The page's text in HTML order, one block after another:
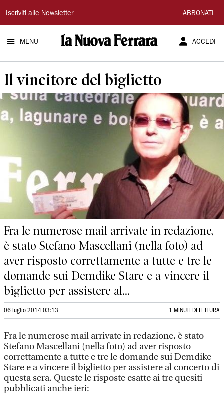
La
Nuova
Ferrara
Iscriviti alle Newsletter ABBONATI
MENU ACCEDI
Il vincitore del biglietto
Fra le numerose mail arrivate in redazione,
è stato Stefano Mascellani (nella foto) ad
aver risposto correttamente a tutte e tre le
domande sui Demdike Stare e a vincere il
biglietto per assistere al...
06 luglio 2014 03:13 1 MINUTI DI LETTURA
Fra le numerose mail arrivate in redazione, è stato
Stefano Mascellani (nella foto) ad aver risposto
correttamente a tutte e tre le domande sui Demdike
Stare e a vincere il biglietto per assistere al concerto di
questa sera. Queste le risposte esatte ai tre quesiti
pubblicati anche ieri: